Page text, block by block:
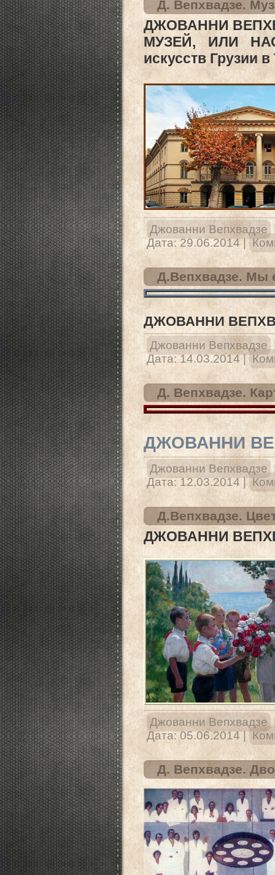
Д. Вепхвадзе.
ДЖОВАННИ
МУЗЕЙ, ИЛИ
искусств Грузии
Джованни Вепхвадзе
Дата: 29.06.2014 |
Д.Вепхвадзе. Мы
ДЖОВАННИ
Джованни Вепхвадзе
Дата: 14.03.2014 |
Д. Вепхвадзе.
ДЖОВАННИ
Джованни Вепхвадзе
Дата: 12.03.2014 |
Д.Вепхвадзе.
ДЖОВАННИ
Джованни Вепхвадзе
Дата: 05.06.2014 |
Д. Вепхвадзе.